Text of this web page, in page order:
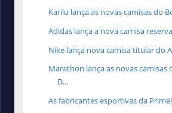
Karilu lança as novas camisas do
Adidas lança a nova camisa
Nike lança nova camisa titular do
Marathon lança as novas
D...
As fabricantes esportivas da